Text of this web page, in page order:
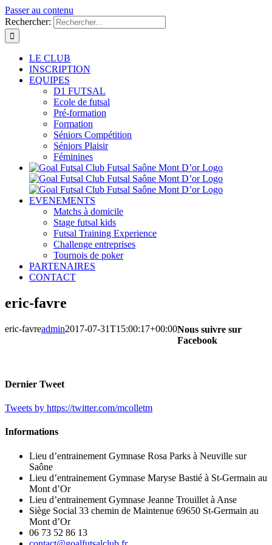
Passer au contenu
Rechercher:
LE CLUB
INSCRIPTION
EQUIPES
D1 FUTSAL
Ecole de futsal
Pré-formation
Formation
Séniors Compétition
Séniors Plaisir
Féminines
EVENEMENTS
Matchs à domicile
Stage futsal kids
Futsal Training Experience
Challenge entreprises
Tournois de poker
PARTENAIRES
CONTACT
eric-favre
eric-favreadmin2017-07-31T15:00:17+00:00Nous suivre sur
Facebook
Dernier Tweet
Tweets by https://twitter.com/mcolletm
Informations
Lieu d’entrainement Gymnase Rosa Parks à Neuville sur
Saône
Lieu d’entrainement Gymnase Maryse Bastié à St-Germain au
Mont d’Or
Lieu d’entrainement Gymnase Jeanne Trouillet à Anse
Siège Social 33 chemin de Maintenue 69650 St-Germain au
Mont d’Or
06 73 52 86 13